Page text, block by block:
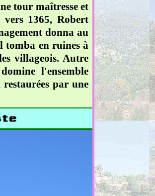
tour maîtresse et
vers 1365, Robert
donna au
tomba en ruines à
villageois. Autre
l'ensemble
par une